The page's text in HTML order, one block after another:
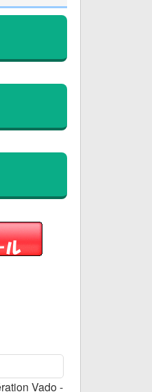
Vado -